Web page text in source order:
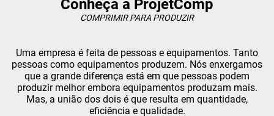
ASSISTÊNCIA TÉCNICA DE COMPRESSOR CHICAGO PNEUMATIC
ASSISTÊNCIA TÉCNICA DE COMPRESSOR EM SUZANO
ASSISTÊNCIA TÉCNICA DE COMPRESSOR ODONTOLÓGICO
ASSISTÊNCIA TÉCNICA DE COMPRESSOR PARAFUSO
Conheça a ProjetComp
COMPRIMIR PARA PRODUZIR
Uma empresa é feita de pessoas e equipamentos. Tanto
pessoas como equipamentos produzem. Nós enxergamos
que a grande diferença está em que pessoas podem
produzir melhor embora equipamentos produzam mais.
Mas, a união dos dois é que resulta em quantidade,
eficiência e qualidade.